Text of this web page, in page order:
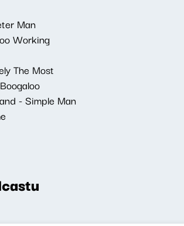
Man
Working
The Most
- Simple Man